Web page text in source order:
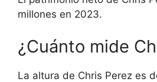
millones en 2023.
¿Cuánto mide
La altura de Chris Perez es